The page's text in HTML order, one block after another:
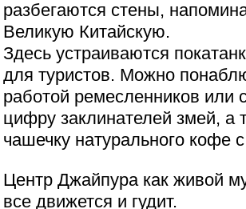
разбегаются стены,
Великую Китайскую.
Здесь устраиваются
для туристов. Можно
работой ремесленников или
цифру заклинателей змей, а
чашечку натурального кофе
Центр Джайпура как живой
все движется и гудит.